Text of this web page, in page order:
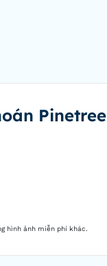
Pinetree
hình ảnh miễn phí khác.